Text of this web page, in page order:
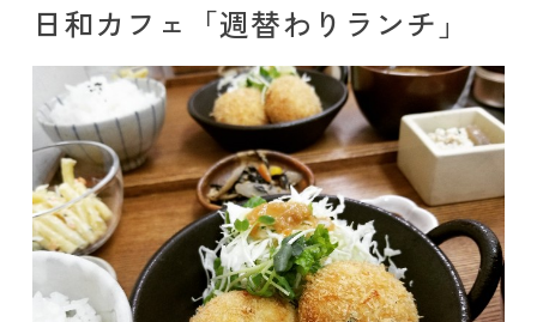
日和カフェ「週替わりランチ」